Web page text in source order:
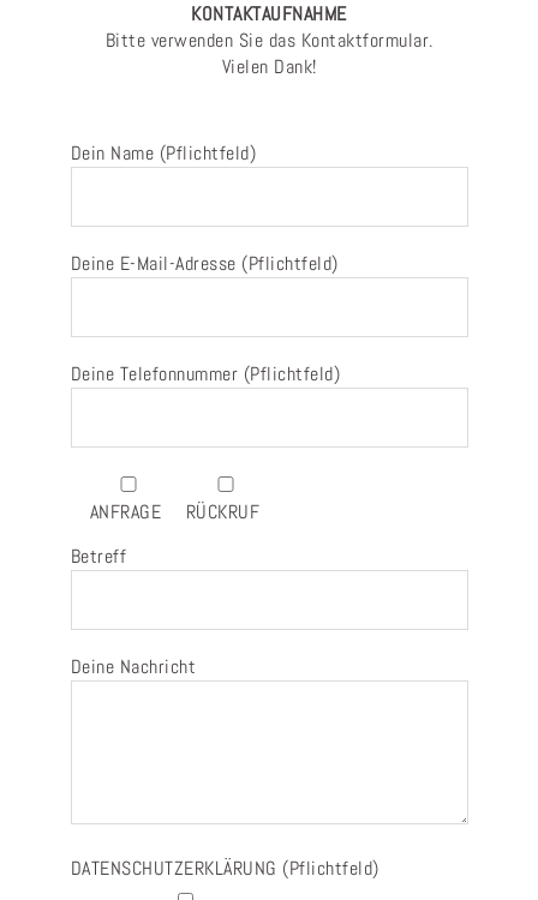
KONTAKTAUFNAHME
Bitte verwenden Sie das Kontaktformular.
Vielen Dank!
Dein Name (Pflichtfeld)
Deine E-Mail-Adresse (Pflichtfeld)
Deine Telefonnummer (Pflichtfeld)
ANFRAGE
RÜCKRUF
Betreff
Deine Nachricht
DATENSCHUTZERKLÄRUNG (Pflichtfeld)